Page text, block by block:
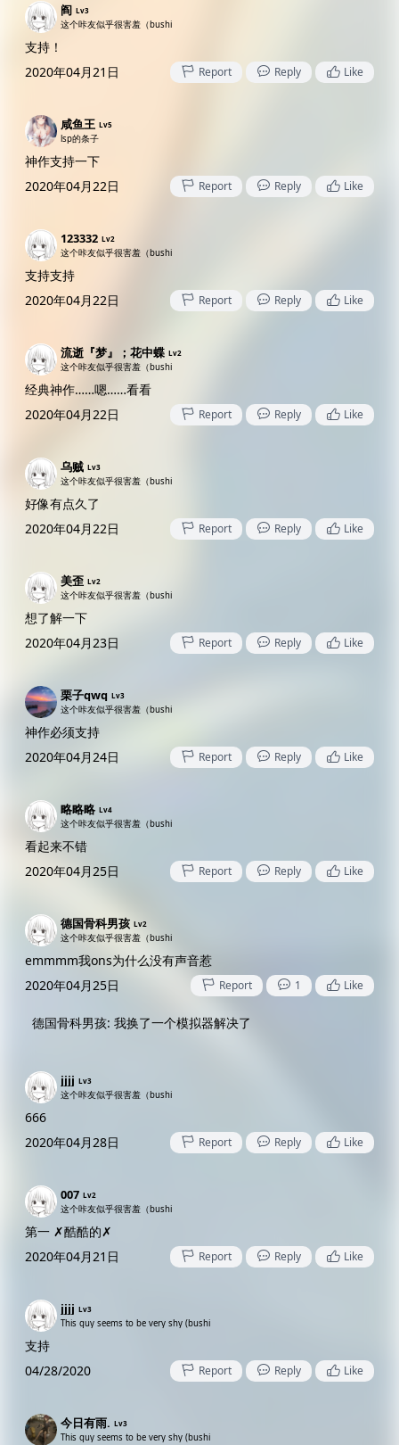
阎 Lv3
这个咔友似乎很害羞（bushi
支持！
2020年04月21日
Report Reply Like
咸鱼王 Lv5
lsp的条子
神作支持一下
2020年04月22日
Report Reply Like
123332 Lv2
这个咔友似乎很害羞（bushi
支持支持
2020年04月22日
Report Reply Like
流逝『梦』；花中蝶 Lv2
这个咔友似乎很害羞（bushi
经典神作……嗯……看看
2020年04月22日
Report Reply Like
乌贼 Lv3
这个咔友似乎很害羞（bushi
好像有点久了
2020年04月22日
Report Reply Like
美歪 Lv2
这个咔友似乎很害羞（bushi
想了解一下
2020年04月23日
Report Reply Like
栗子qwq Lv3
这个咔友似乎很害羞（bushi
神作必须支持
2020年04月24日
Report Reply Like
略略略 Lv4
这个咔友似乎很害羞（bushi
看起来不错
2020年04月25日
Report Reply Like
德国骨科男孩 Lv2
这个咔友似乎很害羞（bushi
emmmm我ons为什么没有声音惹
2020年04月25日
Report 1 Like
德国骨科男孩: 我换了一个模拟器解决了
jjjj Lv3
这个咔友似乎很害羞（bushi
666
2020年04月28日
Report Reply Like
007 Lv2
这个咔友似乎很害羞（bushi
第一 ✗酷酷的✗
2020年04月21日
Report Reply Like
jjjj Lv3
This guy seems to be very shy (bushi
支持
04/28/2020
Report Reply Like
今日有雨. Lv3
This guy seems to be very shy (bushi